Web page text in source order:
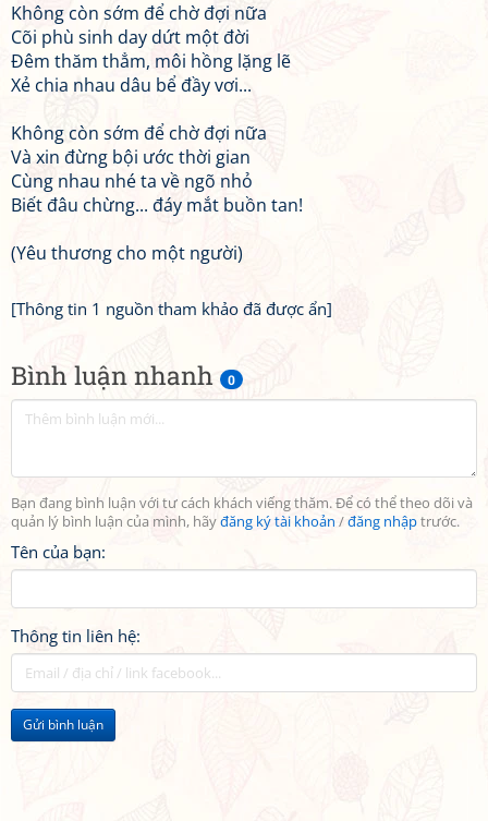
Bình luận nhanh 0
Bạn đang bình luận với tư cách khách viếng thăm. Để có thể theo dõi và
quản lý bình luận của mình, hãyđăng ký tài khoản /đăng nhậptrước.
Tên của bạn:
Thông tin liên hệ:
Gửi bình luận
Không còn sớm để chờ đợi nữa
Cõi phù sinh day dứt một đời
Đêm thăm thẳm, môi hồng lặng lẽ
Xẻ chia nhau dâu bể đầy vơi...
Không còn sớm để chờ đợi nữa
Và xin đừng bội ước thời gian
Cùng nhau nhé ta về ngõ nhỏ
Biết đâu chừng... đáy mắt buồn tan!
(Yêu thương cho một người)
[Thông tin 1 nguồn tham khảo đã được ẩn]